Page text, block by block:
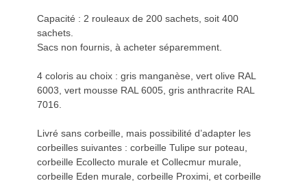
Capacité : 2 rouleaux de 200 sachets, soit 400
sachets.
Sacs non fournis, à acheter séparemment.
4 coloris au choix : gris manganèse, vert olive RAL
6003, vert mousse RAL 6005, gris anthracrite RAL
7016.
Livré sans corbeille, mais possibilité d’adapter les
corbeilles suivantes : corbeille Tulipe sur poteau,
corbeille Ecollecto murale et Collecmur murale,
corbeille Eden murale, corbeille Proximi, et corbeille